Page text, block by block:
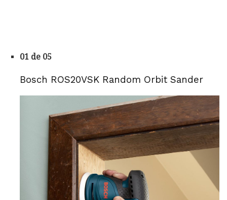
01 de 05
Bosch ROS20VSK Random Orbit Sander